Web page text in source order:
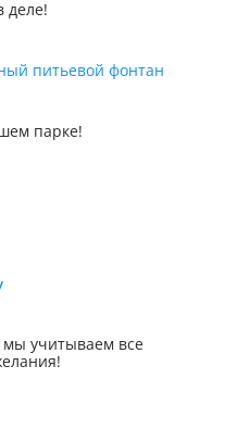
деле!
питьевой фонтан
парке!
мы учитываем все